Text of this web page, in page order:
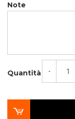
Note
Quantità -